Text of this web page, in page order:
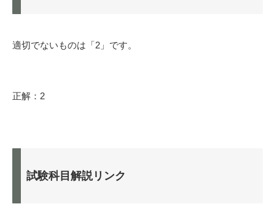
適切でないものは「2」です。
正解：2
試験科目解説リンク